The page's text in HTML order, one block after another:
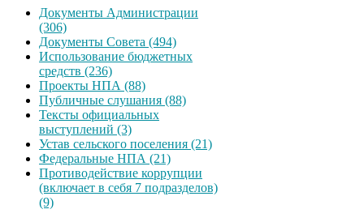
Документы Администрации
(306)
Документы Совета (494)
Использование бюджетных
средств (236)
Проекты НПА (88)
Публичные слушания (88)
Тексты официальных
выступлений (3)
Устав сельского поселения (21)
Федеральные НПА (21)
Противодействие коррупции
(включает в себя 7 подразделов)
(9)